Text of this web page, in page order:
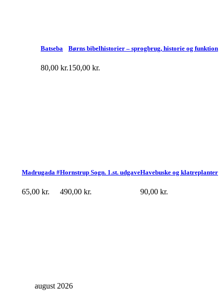
Børns bibelhistorier – sprogbrug, historie og funktion
150,00 kr.
Batseba
80,00 kr.
Havebuske og klatreplanter
90,00 kr.
Hornstrup Sogn. 1.st. udgave
490,00 kr.
Madrugada #
65,00 kr.
august 2026